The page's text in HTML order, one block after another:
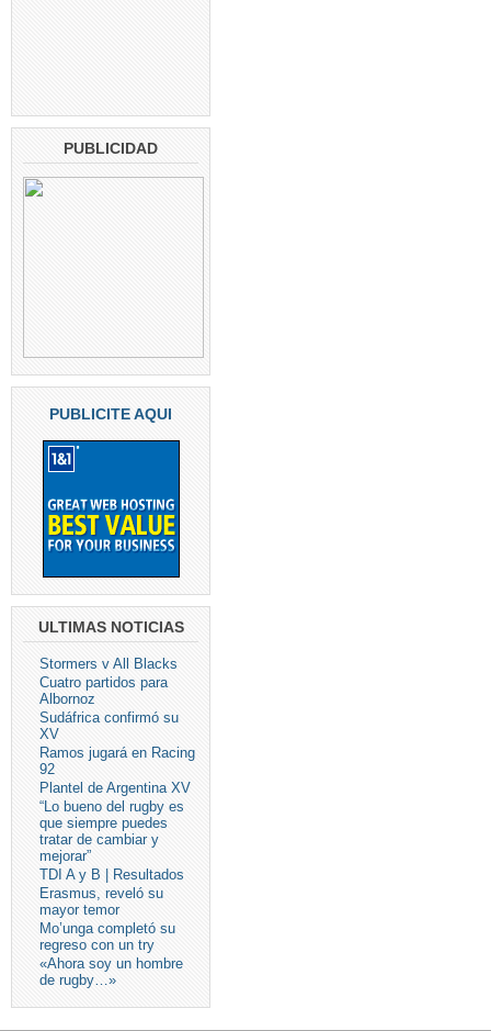
PUBLICIDAD
PUBLICITE AQUI
ULTIMAS NOTICIAS
Stormers v All Blacks
Cuatro partidos para
Albornoz
Sudáfrica confirmó su
XV
Ramos jugará en Racing
92
Plantel de Argentina XV
“Lo bueno del rugby es
que siempre puedes
tratar de cambiar y
mejorar”
TDI A y B | Resultados
Erasmus, reveló su
mayor temor
Mo’unga completó su
regreso con un try
«Ahora soy un hombre
de rugby…»